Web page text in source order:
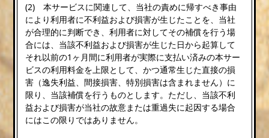
(2) 本サービスに関連して、当社の責めに帰すべき事由
により利用者に不利益および損害が生じたことを、当社
が合理的に判断でき、利用者に対してその補償を行う場
合には、当該不利益および損害が生じた日から起算して
それ以前の1ヶ月間に利用者が実際に支払い済みの本サー
ビスの利用料金を上限として、かつ通常生じた直接の損
害（逸失利益、間接損害、特別損害は含まれません）に
限り、当該補償を行うものとします。ただし、当該不利
益および損害が当社の故意または重過失に起因する場合
にはこの限りではありません。